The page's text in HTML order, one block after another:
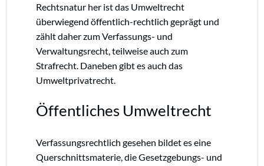
Rechtsnatur her ist das Umweltrecht
überwiegend öffentlich-rechtlich geprägt und
zählt daher zum Verfassungs- und
Verwaltungsrecht, teilweise auch zum
Strafrecht. Daneben gibt es auch das
Umweltprivatrecht.
Öffentliches Umweltrecht
Verfassungsrechtlich gesehen bildet es eine
Querschnittsmaterie, die Gesetzgebungs- und